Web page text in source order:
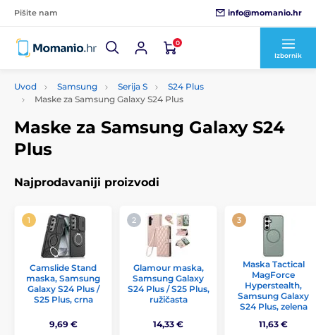
Pišite nam info@momanio.hr
0
Izbornik
Uvod Samsung Serija S
S24 Plus
Maske za Samsung Galaxy S24 Plus
Maske za Samsung Galaxy S24
Plus
Najprodavaniji proizvodi
Camslide Stand
maska, Samsung
Galaxy S24 Plus /
S25 Plus, crna
9,69 €
Glamour maska,
Samsung Galaxy
S24 Plus / S25 Plus,
ružičasta
14,33 €
Maska Tactical
MagForce
Hyperstealth,
Samsung Galaxy
S24 Plus, zelena
11,63 €